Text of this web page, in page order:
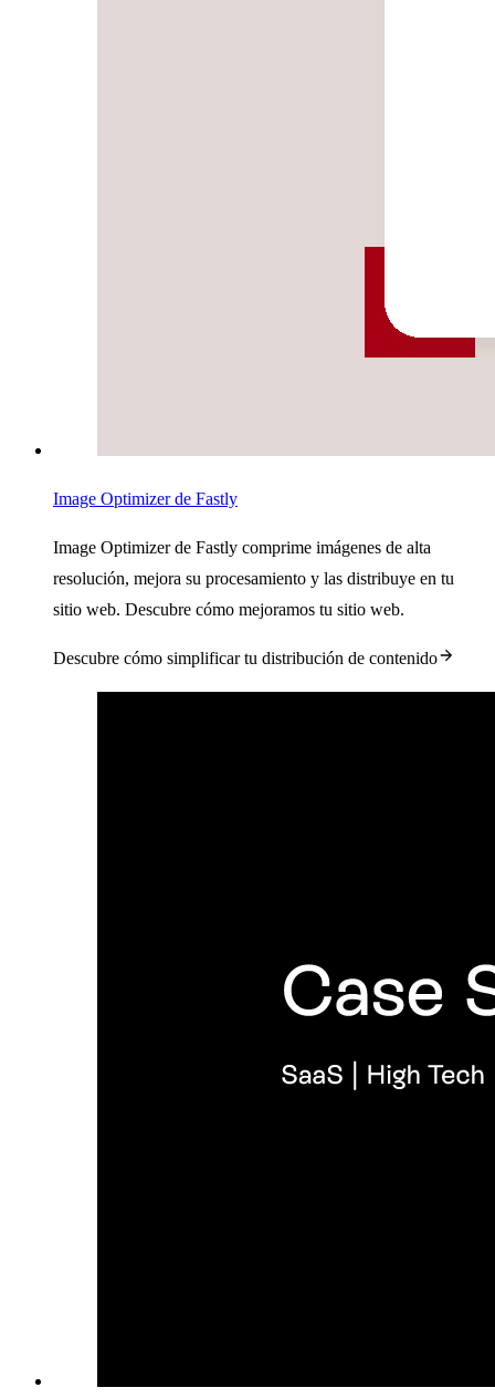
Image Optimizer de Fastly
Image Optimizer de Fastly comprime imágenes de alta
resolución, mejora su procesamiento y las distribuye en tu
sitio web. Descubre cómo mejoramos tu sitio web.
Descubre cómo simplificar tu distribución de contenido